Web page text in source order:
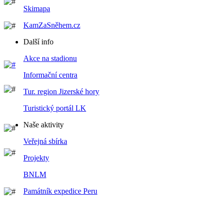
Skimapa
KamZaSněhem.cz
Další info
Akce na stadionu
Informační centra
Tur. region Jizerské hory
Turistický portál LK
Naše aktivity
Veřejná sbírka
Projekty
BNLM
Památník expedice Peru